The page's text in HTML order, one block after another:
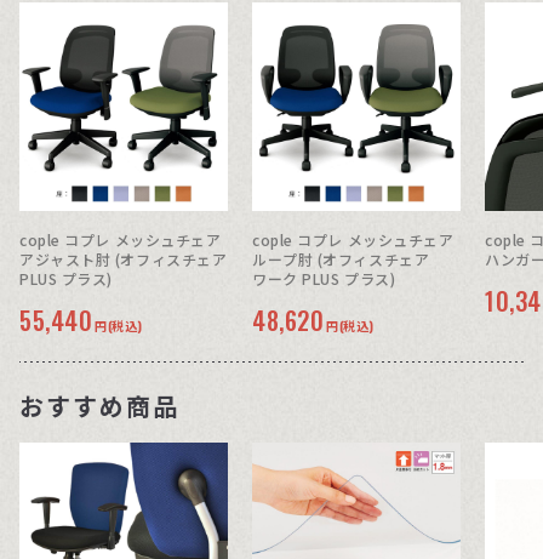
cople コプレ メッシュチェア
アジャスト肘 (オフィスチェア
PLUS プラス)
55,440 円(税込)
cople コプレ メッシュチェア
ループ肘 (オフィスチェア
ワーク PLUS プラス)
48,620 円(税込)
cople
ハンガ
おすすめ商品